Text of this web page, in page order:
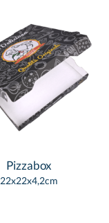
Pizzabox
22x22x4,2cm